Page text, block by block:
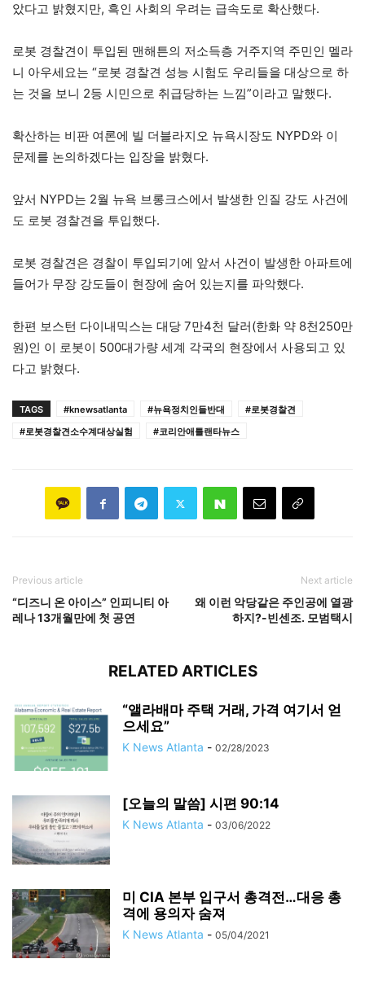
았다고 밝혔지만, 흑인 사회의 우려는 급속도로 확산했다.
로봇 경찰견이 투입된 맨해튼의 저소득층 거주지역 주민인 멜라
니 아우세요는 “로봇 경찰견 성능 시험도 우리들을 대상으로 하
는 것을 보니 2등 시민으로 취급당하는 느낌”이라고 말했다.
확산하는 비판 여론에 빌 더블라지오 뉴욕시장도 NYPD와 이
문제를 논의하겠다는 입장을 밝혔다.
앞서 NYPD는 2월 뉴욕 브롱크스에서 발생한 인질 강도 사건에
도 로봇 경찰견을 투입했다.
로봇 경찰견은 경찰이 투입되기에 앞서 사건이 발생한 아파트에
들어가 무장 강도들이 현장에 숨어 있는지를 파악했다.
한편 보스턴 다이내믹스는 대당 7만4천 달러(한화 약 8천250만
원)인 이 로봇이 500대가량 세계 각국의 현장에서 사용되고 있
다고 밝혔다.
TAGS #knewsatlanta #뉴욕정치인들반대
#로봇경찰견
#로봇경찰견소수계대상실험
#코리안애틀랜타뉴스
Previous article
“디즈니 온 아이스” 인피니티 아
레나 13개월만에 첫 공연
Next article
왜 이런 악당같은 주인공에 열광
하지?-빈센조. 모범택시
RELATED ARTICLES
“앨라배마 주택 거래, 가격 여기서 얻
으세요”
K News Atlanta - 02/28/2023
[오늘의 말씀] 시편 90:14
K News Atlanta - 03/06/2022
미 CIA 본부 입구서 총격전…대응 총
격에 용의자 숨져
K News Atlanta - 05/04/2021